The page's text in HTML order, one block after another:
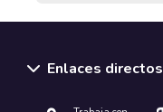
Enlaces directos